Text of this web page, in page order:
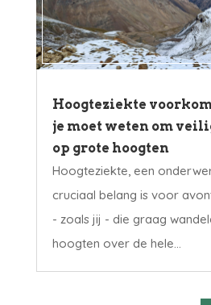
Hoogteziekte
je moet weten om
op grote hoogten
Hoogteziekte, een
cruciaal belang is voor
- zoals jij - die graag
hoogten over de hele...